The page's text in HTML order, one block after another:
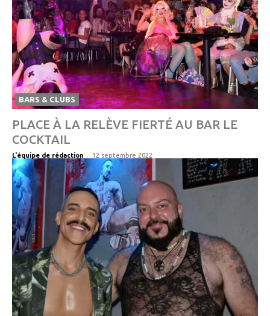
BARS & CLUBS
PLACE À LA RELÈVE FIERTÉ AU BAR LE
COCKTAIL
L'équipe de rédaction - 12 septembre 2022